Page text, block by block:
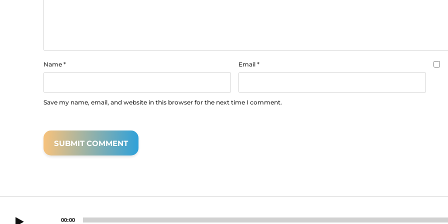
00:00
Name * Email *
Save my name, email, and website in this browser for the next time I comment.